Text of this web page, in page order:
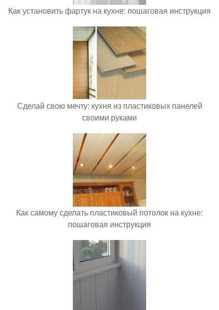
Как установить фартук на кухне: пошаговая инструкция
Сделай свою мечту: кухня из пластиковых панелей
своими руками
Как самому сделать пластиковый потолок на кухне:
пошаговая инструкция